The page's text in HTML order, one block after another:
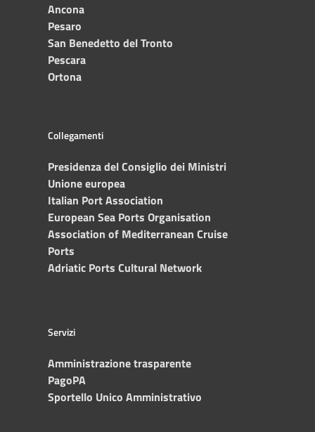
Ancona
Pesaro
San Benedetto del Tronto
Pescara
Ortona
Collegamenti
Presidenza del Consiglio dei Ministri
Unione europea
Italian Port Association
European Sea Ports Organisation
Association of Mediterranean Cruise
Ports
Adriatic Ports Cultural Network
Servizi
Amministrazione trasparente
PagoPA
Sportello Unico Amministrativo